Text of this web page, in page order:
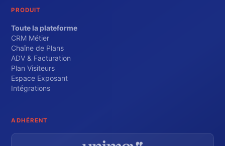
PRODUIT
Toute la plateforme
CRM Métier
Chaîne de Plans
ADV & Facturation
Plan Visiteurs
Espace Exposant
Intégrations
ADHÉRENT